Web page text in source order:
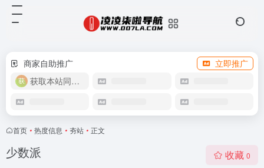
商家自助推广
立即推广
获取本站同款主题
首页 • 热度信息 • 夯站 • 正文
少数派 收藏 0